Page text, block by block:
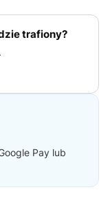
trafiony?
Pay lub